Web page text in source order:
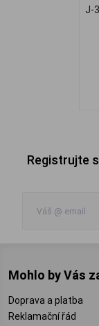
J-
Registrujte
Mohlo by Vás
Doprava a platba
Reklamační řád